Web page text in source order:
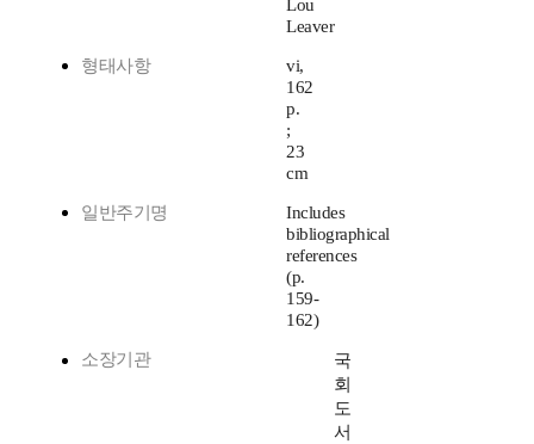
Lou
Leaver
형태사항
vi,
162
p.
;
23
cm
일반주기명
Includes
bibliographical
references
(p.
159-
162)
소장기관
국
회
도
서